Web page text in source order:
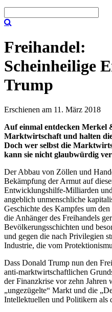
Freihandel:
Scheinheilige
Trump
Erschienen am 11. März 2018
Auf einmal entdecken Merkel
Marktwirtschaft und halten
Doch wer selbst die
kann sie nicht glaubwürdig
Der Abbau von Zöllen und
Bekämpfung der Armut auf
Entwicklungshilfe-Milliarden
angeblich unmenschliche
Geschichte des Kampfes um
die Anhänger des Freihandels
Bevölkerungsschichten und
und gegen die nach Privilegien
Industrie, die vom
Dass Donald Trump nun den
anti-marktwirtschaftlichen
der Finanzkrise vor zehn Jahren
„ungezügelte“ Markt und die
Intellektuellen und Politikern als